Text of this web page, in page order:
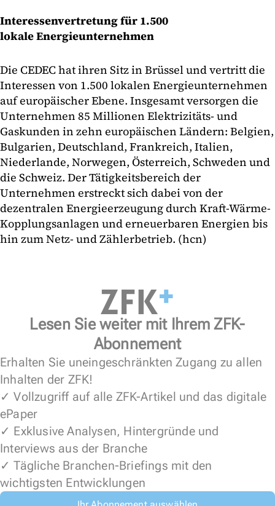
Interessenvertretung für 1.500
lokale Energieunternehmen
Die CEDEC hat ihren Sitz in Brüssel und vertritt die
Interessen von 1.500 lokalen Energieunternehmen
auf europäischer Ebene. Insgesamt versorgen die
Unternehmen 85 Millionen Elektrizitäts- und
Gaskunden in zehn europäischen Ländern: Belgien,
Bulgarien, Deutschland, Frankreich, Italien,
Niederlande, Norwegen, Österreich, Schweden und
die Schweiz. Der Tätigkeitsbereich der
Unternehmen erstreckt sich dabei von der
dezentralen Energieerzeugung durch Kraft-Wärme-
Kopplungsanlagen und erneuerbaren Energien bis
hin zum Netz- und Zählerbetrieb. (hcn)
Lesen Sie weiter mit Ihrem ZFK-
Abonnement
Erhalten Sie uneingeschränkten Zugang zu allen
Inhalten der ZFK!
✓ Vollzugriff auf alle ZFK-Artikel und das digitale
ePaper
✓ Exklusive Analysen, Hintergründe und
Interviews aus der Branche
✓ Tägliche Branchen-Briefings mit den
wichtigsten Entwicklungen